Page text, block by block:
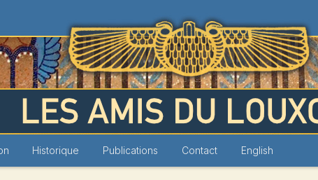
Louxor
Historique Publications Contact English